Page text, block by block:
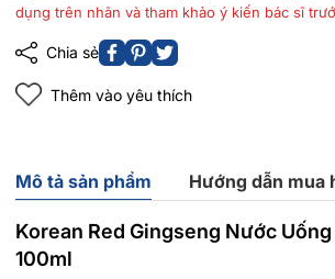
dụng trên nhãn và tham khảo ý kiến bác sĩ
Chia sẻ
Thêm vào yêu thích
Mô tả sản phẩm Hướng dẫn mua
Korean Red Gingseng Nước Uống
100ml